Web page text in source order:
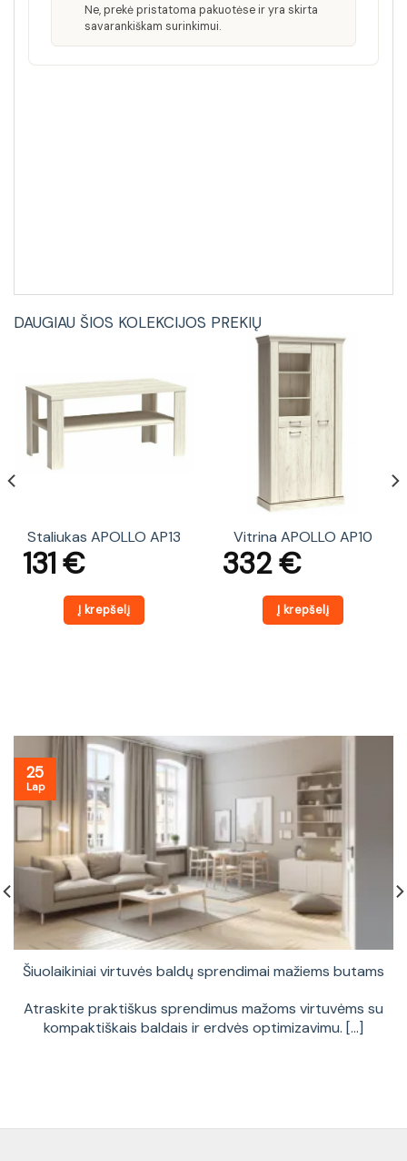
Ne, prekė pristatoma pakuotėse ir yra skirta
savarankiškam surinkimui.
DAUGIAU ŠIOS KOLEKCIJOS PREKIŲ
Staliukas APOLLO AP13
131€
Į krepšelį
Vitrina APOLLO AP10
332€
Į krepšelį
Šiuolaikiniai virtuvės baldų sprendimai mažiems butams
Atraskite praktiškus sprendimus mažoms virtuvėms su
kompaktiškais baldais ir erdvės optimizavimu. [...]
25
Lap